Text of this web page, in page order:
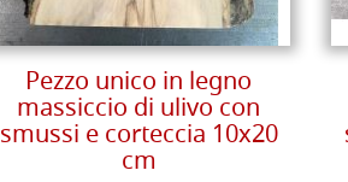
Pezzo unico in legno
massiccio di ulivo con
smussi e corteccia 10x20
cm